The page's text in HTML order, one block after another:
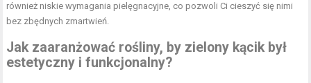
również niskie wymagania pielęgnacyjne, co pozwoli Ci cieszyć się nimi
bez zbędnych zmartwień.
Jak zaaranżować rośliny, by zielony kącik był
estetyczny i funkcjonalny?